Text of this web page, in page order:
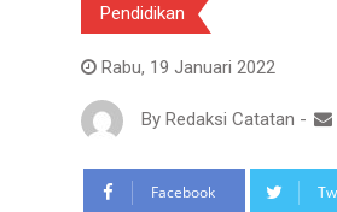
Pendidikan
Rabu, 19 Januari 2022
By Redaksi Catatan -
Facebook